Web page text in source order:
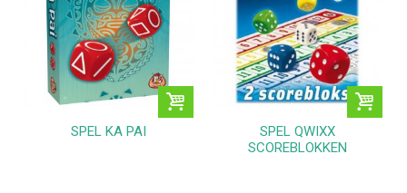
SPEL KA PAI
SPEL QWIXX
SCOREBLOKKEN